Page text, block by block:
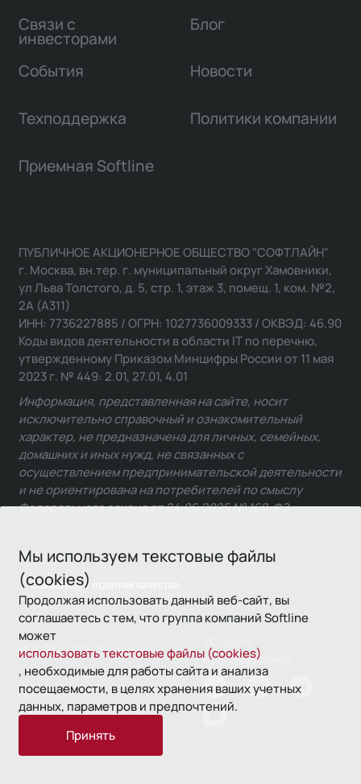
Мы используем текстовые файлы
(cookies)
Продолжая использовать данный веб-сайт, вы
соглашаетесь с тем, что группа компаний Softline
может
использовать текстовые файлы (cookies)
, необходимые для работы сайта и анализа
посещаемости, в целях хранения ваших учетных
данных, параметров и предпочтений.
Принять
Связи с
инвесторами
Блог
События Новости
Техподдержка Политики компании
Приемная Softline
Связаться с отделом качества
ПУБЛИЧНОЕ АКЦИОНЕРНОЕ ОБЩЕСТВО "СОФТЛАЙН"
г. Москва, вн.тер. г. муниципальный округ Хамовники,
ул Льва Толстого, д. 5, стр. 1, этаж 3, помещ. 1, ком. №2,
2А (А311)
ИНН: 7736227885 / ОГРН: 1027736009333 / ОКВЭД: 46.90
Коды видов деятельности в области IT по перечню,
утвержденному Приказом Минцифры России от 11 мая
2023 г. № 449: 2.01, 27.01, 4.01
Информация, представленная на сайте, носит
исключительно справочный и ознакомительный
характер, не предназначена для личных, семейных,
домашних и иных нужд, не связанных с
осуществлением предпринимательской деятельности
и не ориентирована на потребителей по смыслу
Федерального закона от 24.06.2025 № 168-ФЗ.
© 1993—2026 Softline
использования
Политика
конфиденциальности